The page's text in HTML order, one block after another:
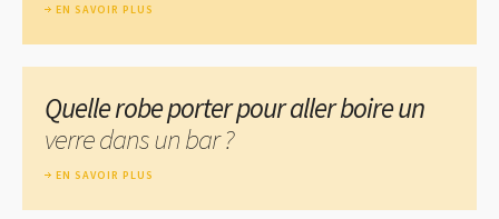
EN SAVOIR PLUS
Quelle robe porter pour aller boire un
verre dans un bar ?
EN SAVOIR PLUS